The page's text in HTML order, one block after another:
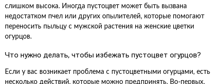
слишком высока. Иногда пустоцвет может быть вызвана
недостатком пчел или других опылителей, которые помогают
переносить пыльцу с мужской растения на женские цветки
огурцов.
Что нужно делать, чтобы избежать пустоцвет огурцов?
Если у вас возникает проблема с пустоцветными огурцами, есть
несколько действий, которые можно предпринять. Во-первых,